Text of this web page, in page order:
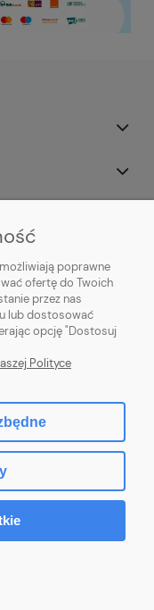
14; 66-400 Gorzów
13|zby-mal@wp.pl
poprawne
ofertę do Twoich
przez nas
lub dostosować
opcję "Dostosuj
Polityce